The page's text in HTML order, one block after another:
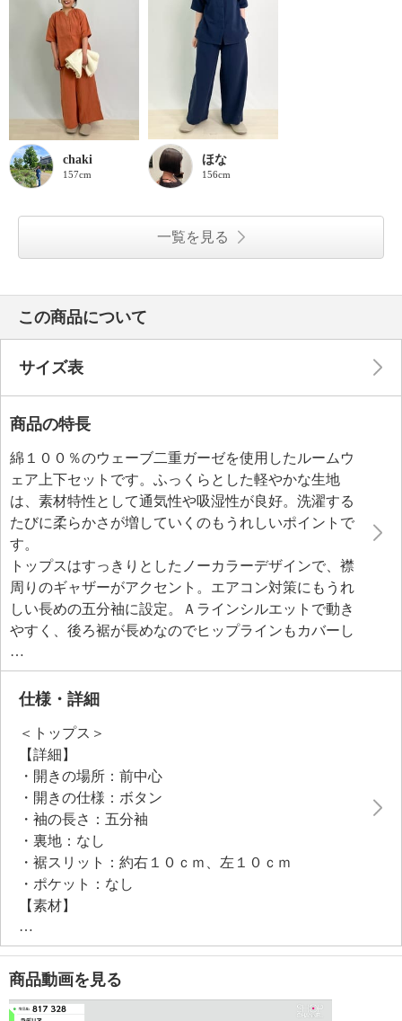
chaki
157cm
ほな
156cm
一覧を見る
この商品について
サイズ表
商品の特長
綿１００％のウェーブ二重ガーゼを使用したルームウ
ェア上下セットです。ふっくらとした軽やかな生地
は、素材特性として通気性や吸湿性が良好。洗濯する
たびに柔らかさが増していくのもうれしいポイントで
す。
トップスはすっきりとしたノーカラーデザインで、襟
周りのギャザーがアクセント。エアコン対策にもうれ
しい長めの五分袖に設定。Ａラインシルエットで動き
やすく、後ろ裾が長めなのでヒップラインもカバーし
ます。
パンツはたっぷりと生地を使ったワイドシルエット。
腰周りや脚のラインを拾いにくく体型カバーにも。程
仕様・詳細
＜トップス＞
【詳細】
・開きの場所：前中心
・開きの仕様：ボタン
・袖の長さ：五分袖
・裏地：なし
・裾スリット：約右１０ｃｍ、左１０ｃｍ
・ポケット：なし
【素材】
・綿１００％
【メンテナンス（絵表示ラベル）】
・洗濯機：可
・漂白処理：塩素系・酸素系漂白不可
・タンブル乾燥：不可
商品動画を見る